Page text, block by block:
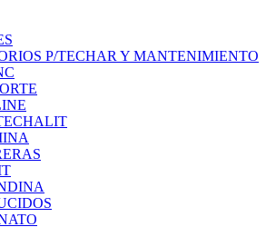
P/TECHAR Y MANTENIMIENTO